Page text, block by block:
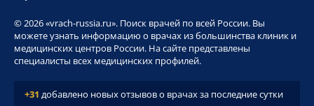
© 2026 «vrach-russia.ru». Поиск врачей по всей России. Вы
можете узнать информацию о врачах из большинства клиник и
медицинских центров России. На сайте представлены
специалисты всех медицинских профилей.
+31 добавлено новых отзывов о врачах за последние сутки